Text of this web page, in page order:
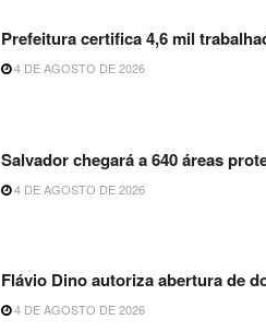
Prefeitura certifica 4,6 mil
4 DE AGOSTO DE 2026
Salvador chegará a 640 áreas
4 DE AGOSTO DE 2026
Flávio Dino autoriza abertura de
4 DE AGOSTO DE 2026